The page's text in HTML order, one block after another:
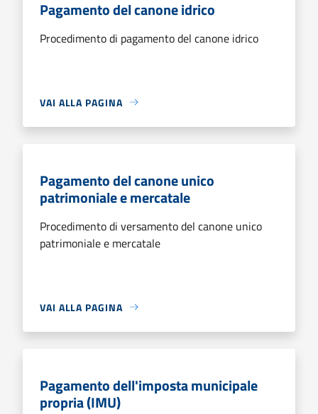
Pagamento del canone idrico
Procedimento di pagamento del canone idrico
VAI ALLA PAGINA
Pagamento del canone unico
patrimoniale e mercatale
Procedimento di versamento del canone unico
patrimoniale e mercatale
VAI ALLA PAGINA
Pagamento dell'imposta municipale
propria (IMU)